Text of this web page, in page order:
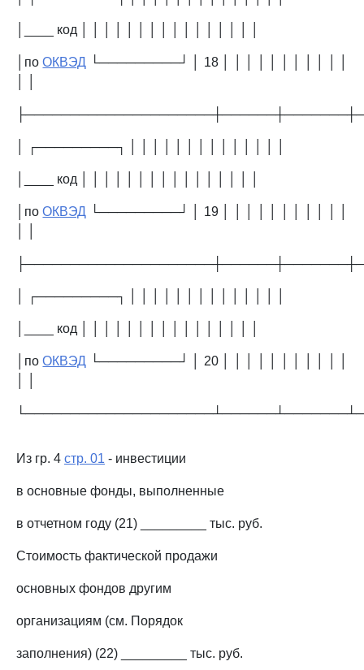
│____ код │ │ │ │ │ │ │ │ │ │ │ │ │ │ │ │
│поОКВЭД └─────────┘ │ 18 │ │ │ │ │ │ │ │ │ │ │
│ ┌─────────┐ │ │ │ │ │ │ │ │ │ │ │ │ │ │
│____ код │ │ │ │ │ │ │ │ │ │ │ │ │ │ │ │
│поОКВЭД └─────────┘ │ 19 │ │ │ │ │ │ │ │ │ │ │
│ ┌─────────┐ │ │ │ │ │ │ │ │ │ │ │ │ │ │
│____ код │ │ │ │ │ │ │ │ │ │ │ │ │ │ │ │
│поОКВЭД └─────────┘ │ 20 │ │ │ │ │ │ │ │ │ │ │
Из гр. 4 стр. 01 - инвестиции
в основные фонды, выполненные
в отчетном году (21) _________ тыс. руб.
Стоимость фактической продажи
основных фондов другим
организациям (см. Порядок
заполнения) (22) _________ тыс. руб.